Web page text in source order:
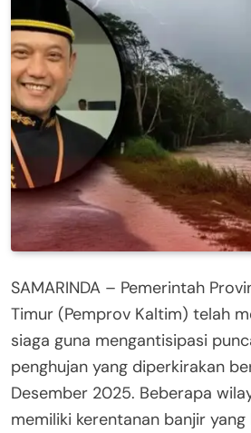
SAMARINDA – Pemerintah
Timur (Pemprov Kaltim) telah
siaga guna mengantisipasi
penghujan yang diperkirakan
Desember 2025. Beberapa
memiliki kerentanan banjir yang